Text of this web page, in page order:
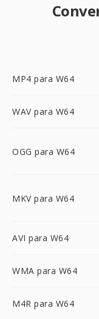
MP4 para W64
WAV para W64
OGG para W64
MKV para W64
AVI para W64
WMA para W64
M4R para W64